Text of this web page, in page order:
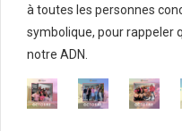
à toutes les personnes
symbolique, pour rappeler
notre ADN.